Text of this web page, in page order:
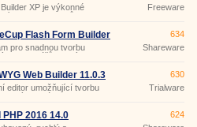
XP je výkonné
pro tvorbu webů.
Freeware
Flash Form Builder
pro snadnou tvorbu
formulářů pouhým
potřeby znalosti tvorby
634
Shareware
Web Builder 11.0.3
editor umožňující tvorbu
stránek i bez
630
Trialware
PHP 2016 14.0
624